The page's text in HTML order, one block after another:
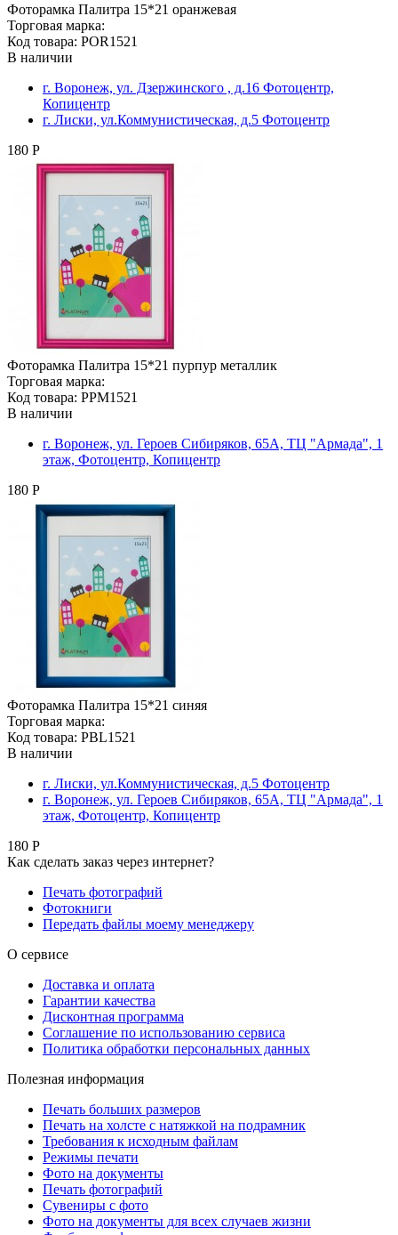
Фоторамка Палитра 15*21 оранжевая
Торговая марка:
Код товара: POR1521
В наличии
г. Воронеж, ул. Дзержинского , д.16 Фотоцентр,
Копицентр
г. Лиски, ул.Коммунистическая, д.5 Фотоцентр
180 Р
Фоторамка Палитра 15*21 пурпур металлик
Торговая марка:
Код товара: PPM1521
В наличии
г. Воронеж, ул. Героев Сибиряков, 65А, ТЦ "Армада", 1
этаж, Фотоцентр, Копицентр
180 Р
Фоторамка Палитра 15*21 синяя
Торговая марка:
Код товара: PBL1521
В наличии
г. Лиски, ул.Коммунистическая, д.5 Фотоцентр
г. Воронеж, ул. Героев Сибиряков, 65А, ТЦ "Армада", 1
этаж, Фотоцентр, Копицентр
180 Р
Как сделать заказ через интернет?
Печать фотографий
Фотокниги
Передать файлы моему менеджеру
О сервисе
Доставка и оплата
Гарантии качества
Дисконтная программа
Соглашение по использованию сервиса
Политика обработки персональных данных
Полезная информация
Печать больших размеров
Печать на холсте c натяжкой на подрамник
Требования к исходным файлам
Режимы печати
Фото на документы
Печать фотографий
Сувениры с фото
Фото на документы для всех случаев жизни